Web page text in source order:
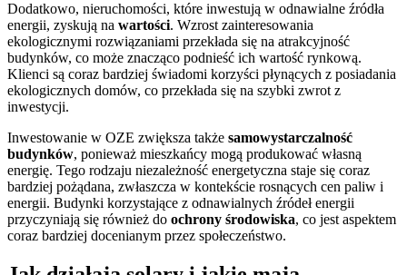
Dodatkowo, nieruchomości, które inwestują w odnawialne źródła
energii, zyskują na wartości. Wzrost zainteresowania
ekologicznymi rozwiązaniami przekłada się na atrakcyjność
budynków, co może znacząco podnieść ich wartość rynkową.
Klienci są coraz bardziej świadomi korzyści płynących z posiadania
ekologicznych domów, co przekłada się na szybki zwrot z
inwestycji.
Inwestowanie w OZE zwiększa także samowystarczalność
budynków, ponieważ mieszkańcy mogą produkować własną
energię. Tego rodzaju niezależność energetyczna staje się coraz
bardziej pożądana, zwłaszcza w kontekście rosnących cen paliw i
energii. Budynki korzystające z odnawialnych źródeł energii
przyczyniają się również do ochrony środowiska, co jest aspektem
coraz bardziej docenianym przez społeczeństwo.